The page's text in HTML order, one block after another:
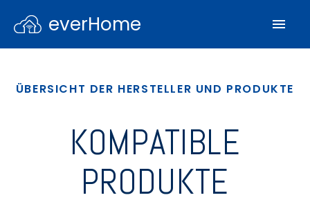
everHome
ÜBERSICHT DER HERSTELLER UND PRODUKTE
KOMPATIBLE
PRODUKTE